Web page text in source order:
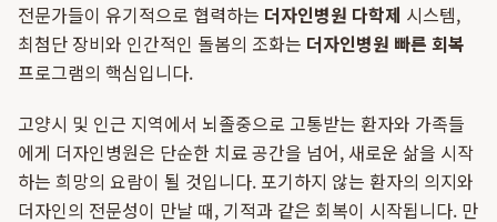
전문가들이 유기적으로 협력하는 더자인병원 다학제 시스템,
최첨단 장비와 인간적인 돌봄의 조화는 더자인병원 빠른 회복
프로그램의 핵심입니다.
고양시 및 인근 지역에서 뇌졸중으로 고통받는 환자와 가족들
에게 더자인병원은 단순한 치료 공간을 넘어, 새로운 삶을 시작
하는 희망의 요람이 될 것입니다. 포기하지 않는 환자의 의지와
더자인의 전문성이 만날 때, 기적과 같은 회복이 시작됩니다. 만